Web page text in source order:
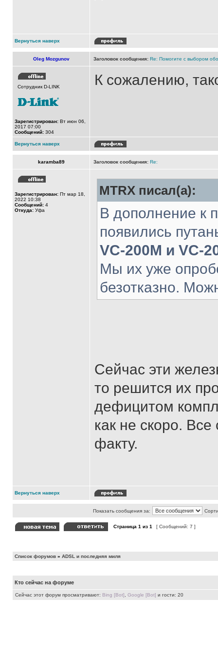
Вернуться наверх
Oleg Mozgunov Заголовок сообщения: Re: Помогите с выбором
Сотрудник D-LINK
Зарегистрирован: Вт июн 06,
2017 07:00
Сообщений: 304
К сожалению,
Вернуться наверх
karamba89 Заголовок сообщения: Re:
Зарегистрирован: Пт мар 18,
2022 10:38
Сообщений: 4
Откуда: Уфа
MTRX писал(а):
В дополнение к
появились
VC-200M и VC-
Мы их уже
безотказно.
Сейчас эти
то решится их
дефицитом
как не скоро.
факту.
Вернуться наверх
Показать сообщения за:
Страница 1 из 1 [ Сообщений: 7 ]
Список форумов » ADSL и последняя миля
Кто сейчас на форуме
Сейчас этот форум просматривают: Bing [Bot] Google [Bot] и гости: 20